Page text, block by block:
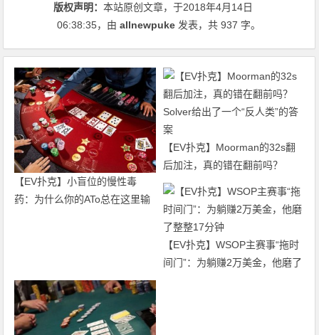
版权声明：本站原创文章，于2018年4月14日
06:38:35，由allnewpuke 发表，共 937 字。
【EV扑克】小盲位的慢性毒
药：为什么你的ATo总在这里输
【EV扑克】Moorman的32s翻
后加注，真的错在翻前吗？
Solver给出了一个“反人类”的答
【EV扑克】WSOP主赛事“拖时
间门”：为躺赚2万美金，他磨了